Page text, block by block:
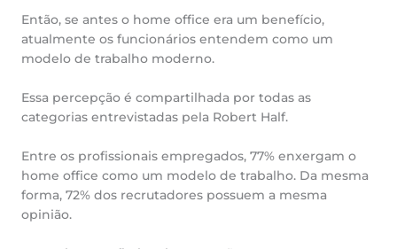
Então, se antes o home office era um benefício,
atualmente os funcionários entendem como um
modelo de trabalho moderno.
Essa percepção é compartilhada por todas as
categorias entrevistadas pela Robert Half.
Entre os profissionais empregados, 77% enxergam o
home office como um modelo de trabalho. Da mesma
forma, 72% dos recrutadores possuem a mesma
opinião.